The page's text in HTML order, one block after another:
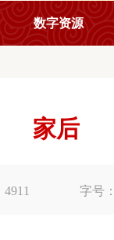
数字资源
家后
4911 字号：